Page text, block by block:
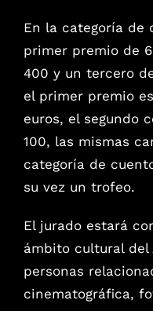
En la categoría de
primer premio de
400 y un tercero
el primer premio
euros, el segundo
100, las mismas
categoría de
su vez un trofeo.
El jurado estará
ámbito cultural del
personas
cinematográfica,